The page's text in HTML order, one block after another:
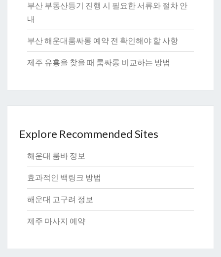
부산 부동산등기 진행 시 필요한 서류와 절차 안
내
부산 해운대룸싸롱 예약 전 확인해야 할 사항
제주 유흥을 찾을 때 룸싸롱 비교하는 방법
Explore Recommended Sites
해운대 룸바 정보
효과적인 백링크 방법
해운대 고구려 정보
제주 마사지 예약